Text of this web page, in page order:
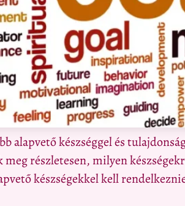
alapvető készséggel és
részletesen, milyen
készségekkel kell